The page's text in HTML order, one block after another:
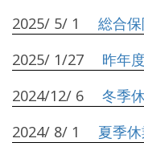
2025/ 5/ 1
総合保
2025/ 1/27
昨年
2024/12/ 6
冬季
2024/ 8/ 1
夏季